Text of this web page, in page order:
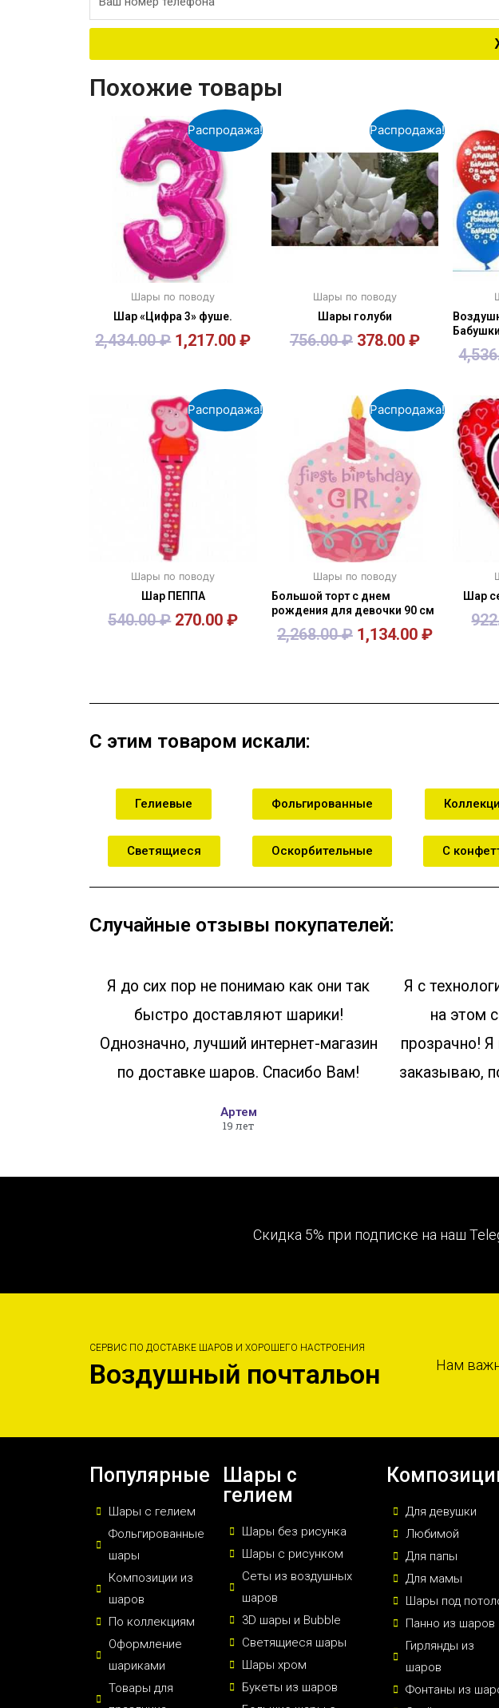
Похожие товары
Распродажа!
Шары по поводу
Шар «Цифра 3» фуше.
2,434.00₽ 1,217.00₽
Распродажа!
Шары по поводу
Шары голуби
756.00₽ 378.00 ₽
Бабушки
Распродажа!
Шары по поводу
Шар ПЕППА
540.00₽ 270.00₽
Распродажа!
Шары по поводу
Большой торт с днем
рождения для девочки 90 см
2,268.00₽ 1,134.00 ₽
Шар
С этим товаром искали:
Гелиевые
Светящиеся
Фольгированные
Оскорбительные С
Случайные отзывы покупателей:
Я до сих пор не понимаю как они так
быстро доставляют шарики!
Однозначно, лучший интернет-магазин
по доставке шаров. Спасибо Вам!
Артем
19 лет
Я с
на этом
прозрачно! Я
заказываю,
Скидка 5% при подписке на наш
СЕРВИС ПО ДОСТАВКЕ ШАРОВ И ХОРОШЕГО НАСТРОЕНИЯ
Воздушный почтальон Нам
Популярные
Шары с гелием
Фольгированные
шары
Композиции из
шаров
По коллекциям
Оформление
шариками
Товары для
Шары с
гелием
Шары без рисунка
Шары с рисунком
Сеты из воздушных
шаров
3D шары и Bubble
Светящиеся шары
Шары хром
Букеты из шаров
Для девушки
Любимой
Для папы
Для мамы
Шары под
Панно из шаров
Гирлянды из
шаров
Фонтаны из